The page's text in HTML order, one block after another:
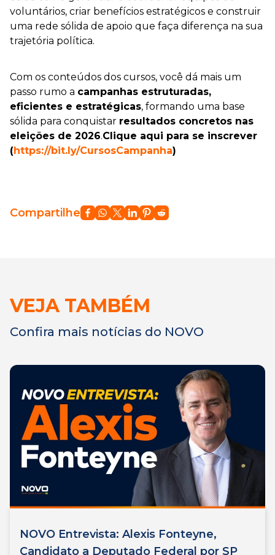
voluntários, criar benefícios estratégicos e construir
uma rede sólida de apoio que faça diferença na sua
trajetória política.
Com os conteúdos dos cursos, você dá mais um
passo rumo a campanhas estruturadas,
eficientes e estratégicas, formando uma base
sólida para conquistar resultados concretos nas
eleições de 2026.Clique aqui para se inscrever
(https://bit.ly/CursosCampanha)
Compartilhe
VEJA TAMBÉM
Confira mais notícias do NOVO
NOVO Entrevista: Alexis Fonteyne,
Candidato a Deputado Federal por SP